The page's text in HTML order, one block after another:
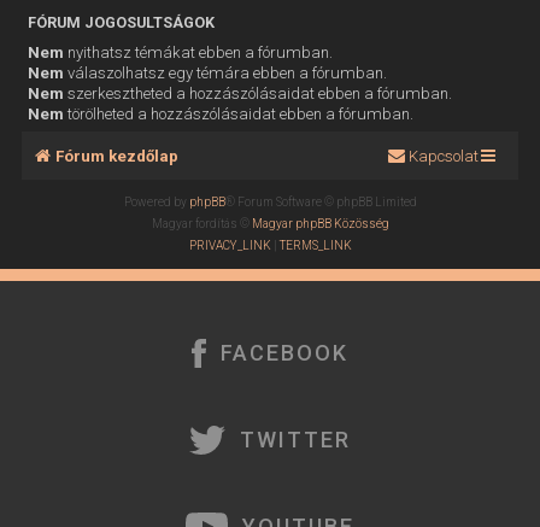
FÓRUM JOGOSULTSÁGOK
Nem nyithatsz témákat ebben a fórumban.
Nem válaszolhatsz egy témára ebben a fórumban.
Nem szerkesztheted a hozzászólásaidat ebben a fórumban.
Nem törölheted a hozzászólásaidat ebben a fórumban.
Fórum kezdőlap Kapcsolat
Powered by phpBB® Forum Software © phpBB Limited
Magyar fordítás ©
Magyar phpBB Közösség
PRIVACY_LINK| TERMS_LINK
FACEBOOK
TWITTER